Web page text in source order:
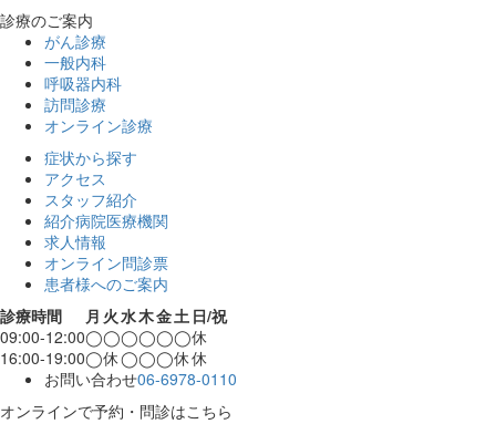
診療のご案内
がん診療
一般内科
呼吸器内科
訪問診療
オンライン診療
症状から探す
アクセス
スタッフ紹介
紹介病院医療機関
求人情報
オンライン問診票
患者様へのご案内
診療時間
月 火水木金土 日/祝
09:00-12:00◯◯◯◯◯◯休
16:00-19:00◯休◯◯◯休休
お問い合わせ06-6978-0110
オンラインで予約・問診はこちら